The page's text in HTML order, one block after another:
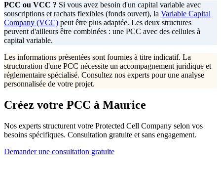
PCC ou VCC ? Si vous avez besoin d'un capital variable avec
souscriptions et rachats flexibles (fonds ouvert), la Variable Capital
Company (VCC) peut être plus adaptée. Les deux structures
peuvent d'ailleurs être combinées : une PCC avec des cellules à
capital variable.
Les informations présentées sont fournies à titre indicatif. La
structuration d'une PCC nécessite un accompagnement juridique et
réglementaire spécialisé. Consultez nos experts pour une analyse
personnalisée de votre projet.
Créez votre PCC à Maurice
Nos experts structurent votre Protected Cell Company selon vos
besoins spécifiques. Consultation gratuite et sans engagement.
Demander une consultation gratuite